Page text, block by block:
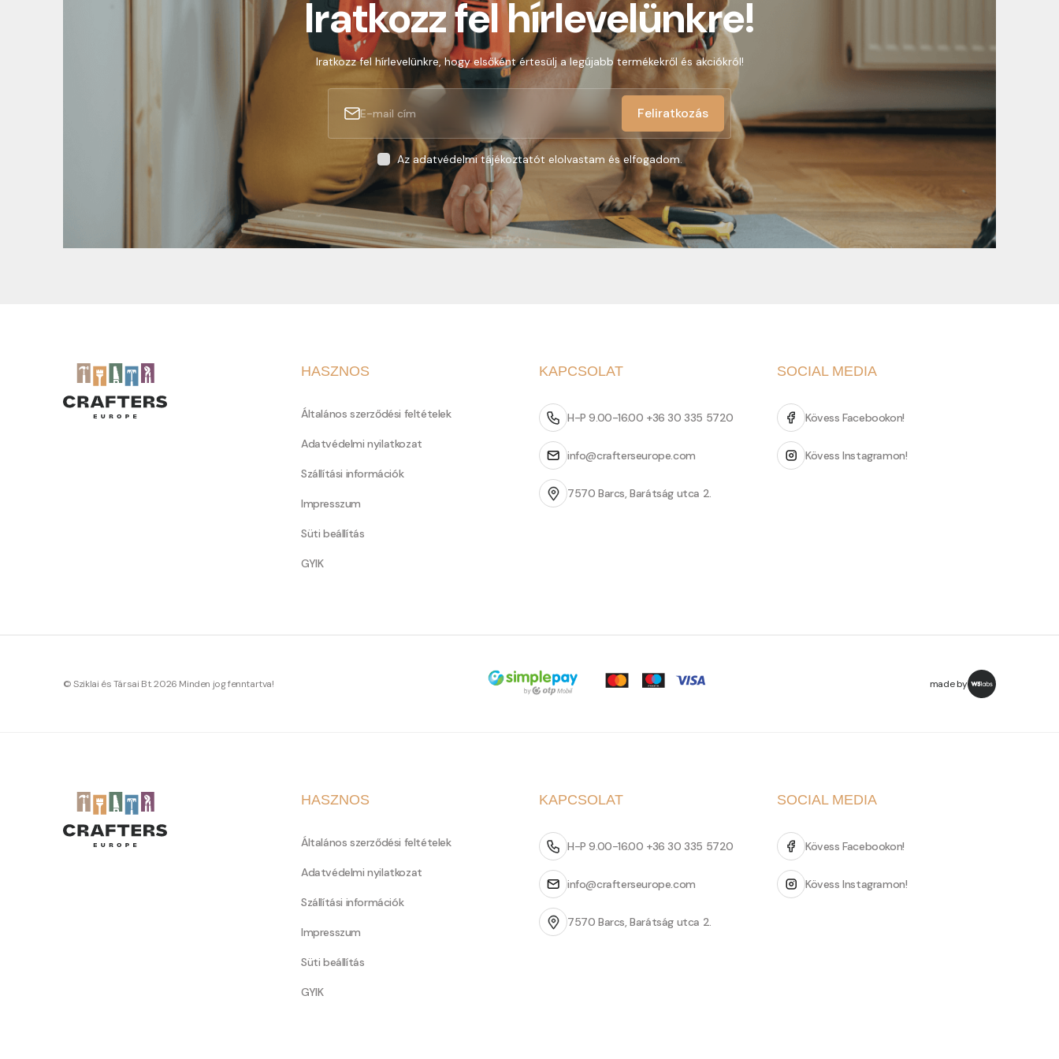
Iratkozz fel hírlevelünkre!
Iratkozz fel hírlevelünkre, hogy elsőként értesülj a legújabb termékekről és akciókról!
Feliratkozás
Az adatvédelmi tájékoztatót elolvastam és elfogadom.
HASZNOS
Általános szerződési feltételek
Adatvédelmi nyilatkozat
Szállítási információk
Impresszum
Süti beállítás
GYIK
KAPCSOLAT
H-P 9.00-16.00 +36 30 335 5720
info@crafterseurope.com
7570 Barcs, Barátság utca 2.
SOCIAL MEDIA
Kövess Facebookon!
Kövess Instagramon!
© Sziklai és Társai Bt. 2026 Minden jog fenntartva! made by
HASZNOS
Általános szerződési feltételek
Adatvédelmi nyilatkozat
Szállítási információk
Impresszum
Süti beállítás
GYIK
KAPCSOLAT
H-P 9.00-16.00 +36 30 335 5720
info@crafterseurope.com
7570 Barcs, Barátság utca 2.
SOCIAL MEDIA
Kövess Facebookon!
Kövess Instagramon!